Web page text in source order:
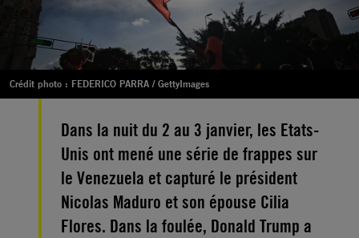
Crédit photo : FEDERICO PARRA / GettyImages
Dans la nuit du 2 au 3 janvier, les Etats-
Unis ont mené une série de frappes sur
le Venezuela et capturé le président
Nicolas Maduro et son épouse Cilia
Flores. Dans la foulée, Donald Trump a